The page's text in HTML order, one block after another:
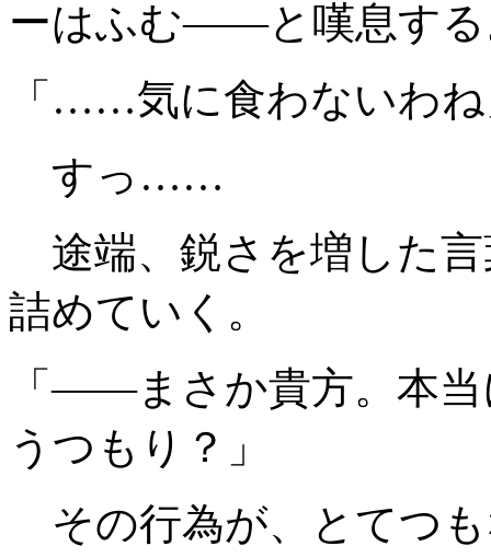
ーはふむ――と嘆息す
「……気に食わないわ
すっ……
途端、鋭さを増した
詰めていく。
「――まさか貴方。本
うつもり？」
その行為が、とてつ